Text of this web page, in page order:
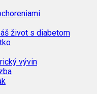
život s diabetom
vývin